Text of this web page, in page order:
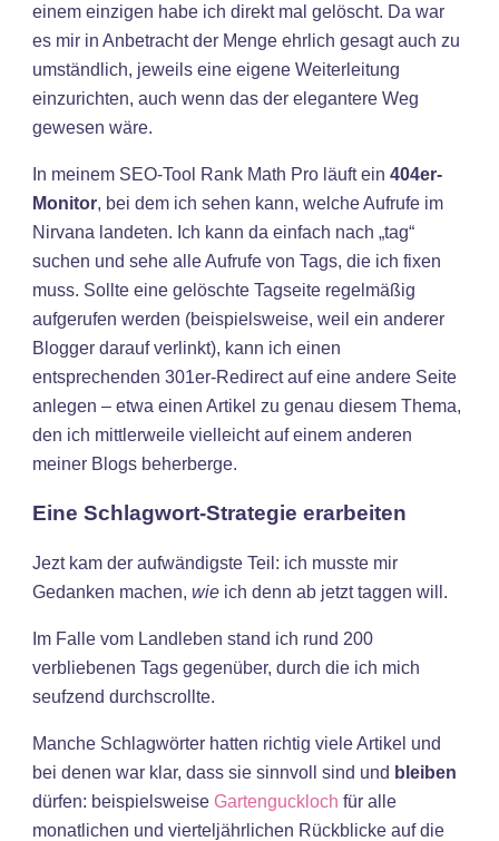
einem einzigen habe ich direkt mal gelöscht. Da war
es mir in Anbetracht der Menge ehrlich gesagt auch zu
umständlich, jeweils eine eigene Weiterleitung
einzurichten, auch wenn das der elegantere Weg
gewesen wäre.
In meinem SEO-Tool Rank Math Pro läuft ein 404er-
Monitor, bei dem ich sehen kann, welche Aufrufe im
Nirvana landeten. Ich kann da einfach nach „tag“
suchen und sehe alle Aufrufe von Tags, die ich fixen
muss. Sollte eine gelöschte Tagseite regelmäßig
aufgerufen werden (beispielsweise, weil ein anderer
Blogger darauf verlinkt), kann ich einen
entsprechenden 301er-Redirect auf eine andere Seite
anlegen – etwa einen Artikel zu genau diesem Thema,
den ich mittlerweile vielleicht auf einem anderen
meiner Blogs beherberge.
Eine Schlagwort-Strategie erarbeiten
Jezt kam der aufwändigste Teil: ich musste mir
Gedanken machen, wie ich denn ab jetzt taggen will.
Im Falle vom Landleben stand ich rund 200
verbliebenen Tags gegenüber, durch die ich mich
seufzend durchscrollte.
Manche Schlagwörter hatten richtig viele Artikel und
bei denen war klar, dass sie sinnvoll sind und bleiben
dürfen: beispielsweise Gartenguckloch für alle
monatlichen und vierteljährlichen Rückblicke auf die